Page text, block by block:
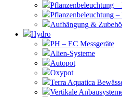
Pflanzenbeleuchtung
Pflanzenbeleuchtung
Aufhängung &
Hydro
PH – EC Messgeräte
Alien-Systeme
Autopot
Oxypot
Terra Aquatica
Vertikale